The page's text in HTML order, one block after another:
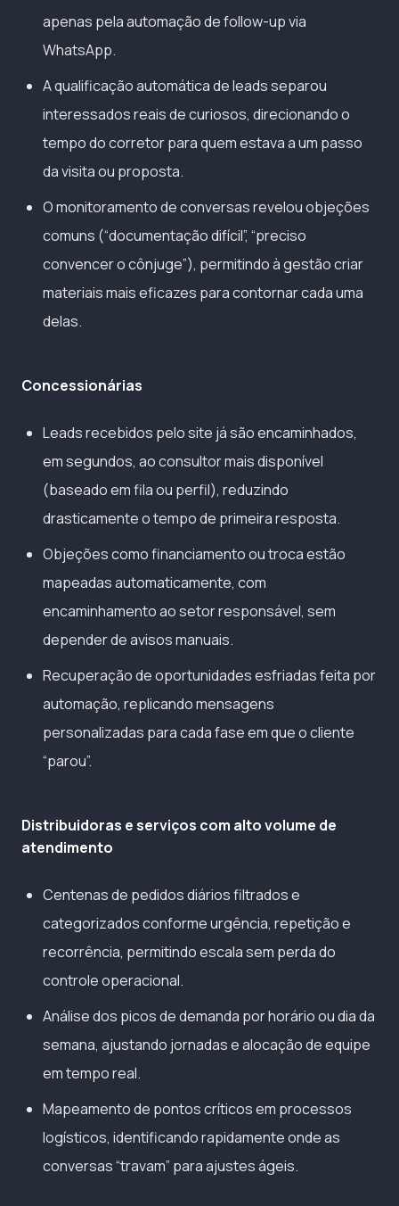
apenas pela automação de follow-up via
WhatsApp.
A qualificação automática de leads separou
interessados reais de curiosos, direcionando o
tempo do corretor para quem estava a um passo
da visita ou proposta.
O monitoramento de conversas revelou objeções
comuns (“documentação difícil”, “preciso
convencer o cônjuge”), permitindo à gestão criar
materiais mais eficazes para contornar cada uma
delas.
Concessionárias
Leads recebidos pelo site já são encaminhados,
em segundos, ao consultor mais disponível
(baseado em fila ou perfil), reduzindo
drasticamente o tempo de primeira resposta.
Objeções como financiamento ou troca estão
mapeadas automaticamente, com
encaminhamento ao setor responsável, sem
depender de avisos manuais.
Recuperação de oportunidades esfriadas feita por
automação, replicando mensagens
personalizadas para cada fase em que o cliente
“parou”.
Distribuidoras e serviços com alto volume de
atendimento
Centenas de pedidos diários filtrados e
categorizados conforme urgência, repetição e
recorrência, permitindo escala sem perda do
controle operacional.
Análise dos picos de demanda por horário ou dia da
semana, ajustando jornadas e alocação de equipe
em tempo real.
Mapeamento de pontos críticos em processos
logísticos, identificando rapidamente onde as
conversas “travam” para ajustes ágeis.